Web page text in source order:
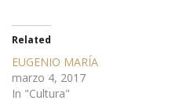
Related
EUGENIO MARÍA
marzo 4, 2017
In "Cultura"